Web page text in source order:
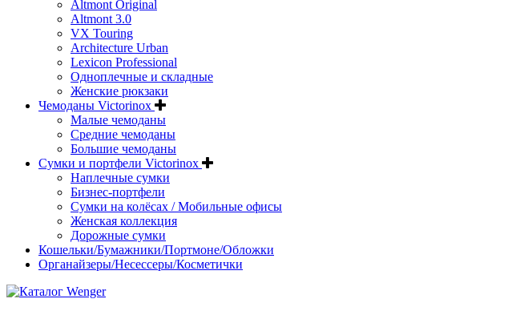
Altmont Original
Altmont 3.0
VX Touring
Architecture Urban
Lexicon Professional
Одноплечные и складные
Женские рюкзаки
Чемоданы Victorinox
Малые чемоданы
Средние чемоданы
Большие чемоданы
Сумки и портфели Victorinox
Наплечные сумки
Бизнес-портфели
Сумки на колёсах / Мобильные офисы
Женская коллекция
Дорожные сумки
Кошельки/Бумажники/Портмоне/Обложки
Органайзеры/Несессеры/Косметички